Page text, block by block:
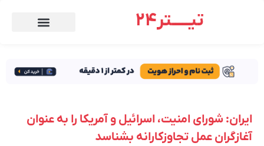
تیـــــتر24
ایران: شورای امنیت، اسرائیل و آمریکا را به عنوان
آغازگران عمل تجاوزکارانه بشناسد